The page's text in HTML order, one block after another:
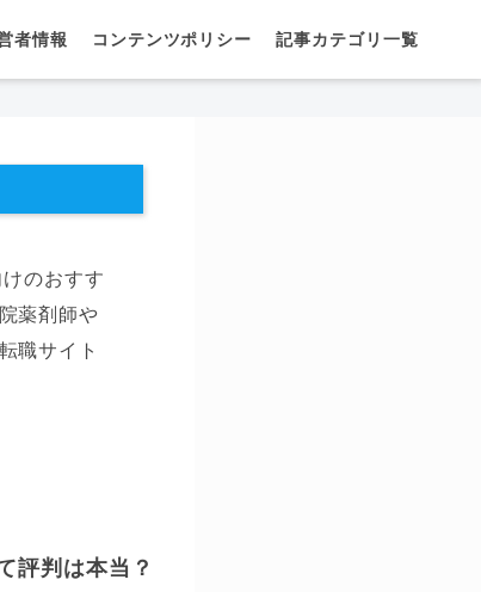
者情報 コンテンツポリシー 記事カテゴリ一覧
のおすす
薬剤師や
職サイト
評判は本当？